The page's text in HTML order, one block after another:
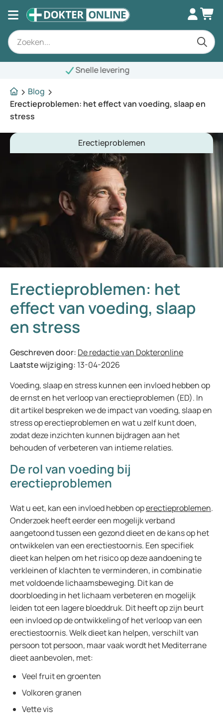
Blog
Erectieproblemen: het effect van voeding, slaap en
stress
Erectieproblemen
Erectieproblemen: het
effect van voeding, slaap
en stress
Geschreven door: De redactie van Dokteronline
Laatste wijziging: 13-04-2026
Voeding, slaap en stress kunnen een invloed hebben op
de ernst en het verloop van erectieproblemen (ED). In
dit artikel bespreken we de impact van voeding, slaap en
stress op erectieproblemen en wat u zelf kunt doen,
zodat deze inzichten kunnen bijdragen aan het
behouden of verbeteren van intieme relaties.
De rol van voeding bij
erectieproblemen
Wat u eet, kan een invloed hebben operectieproblemen.
Onderzoek heeft eerder een mogelijk verband
aangetoond tussen een gezond dieet en de kans op het
ontwikkelen van een erectiestoornis. Een specifiek
dieet kan helpen om het risico op deze aandoening te
verkleinen of klachten te verminderen, in combinatie
met voldoende lichaamsbeweging. Dit kan de
doorbloeding in het lichaam verbeteren en mogelijk
leiden tot een lagere bloeddruk. Dit heeft op zijn beurt
een invloed op de ontwikkeling of het verloop van een
erectiestoornis. Welk dieet kan helpen, verschilt van
persoon tot persoon, maar vaak wordt het Mediterrane
dieet aanbevolen, met:
Veel fruit en groenten
Volkoren granen
Vette vis